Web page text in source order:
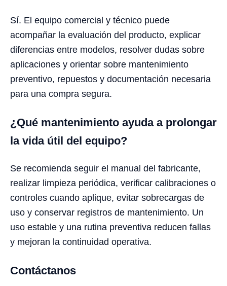
Sí. El equipo comercial y técnico puede
acompañar la evaluación del producto, explicar
diferencias entre modelos, resolver dudas sobre
aplicaciones y orientar sobre mantenimiento
preventivo, repuestos y documentación necesaria
para una compra segura.
¿Qué mantenimiento ayuda a prolongar
la vida útil del equipo?
Se recomienda seguir el manual del fabricante,
realizar limpieza periódica, verificar calibraciones o
controles cuando aplique, evitar sobrecargas de
uso y conservar registros de mantenimiento. Un
uso estable y una rutina preventiva reducen fallas
y mejoran la continuidad operativa.
Contáctanos